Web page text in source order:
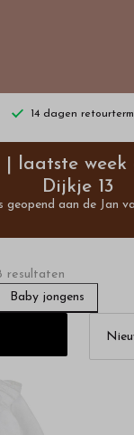
| laatste
Dijkje 13
geopend aan de Jan
resultaten
Baby jongens